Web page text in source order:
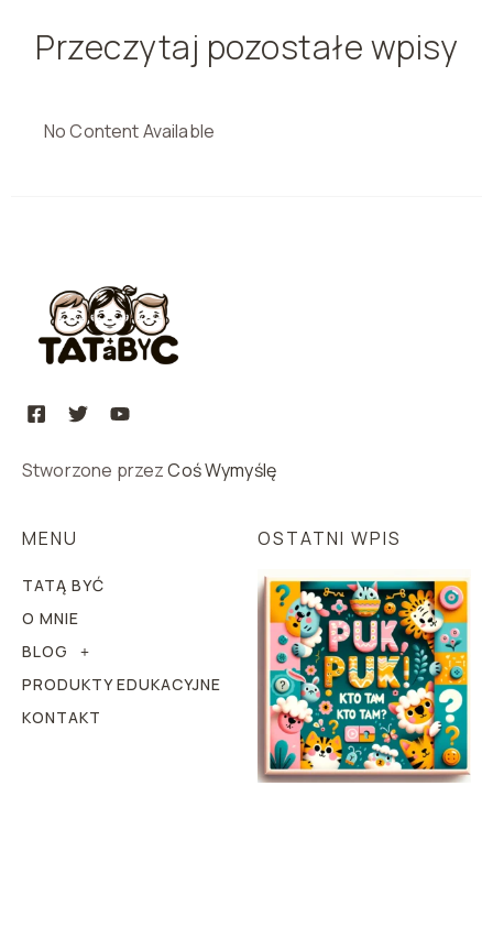
Przeczytaj pozostałe wpisy
No Content Available
Stworzone przezCoś Wymyślę
MENU
TATĄ BYĆ
O MNIE
BLOG
PRODUKTY EDUKACYJNE
KONTAKT
OSTATNI WPIS